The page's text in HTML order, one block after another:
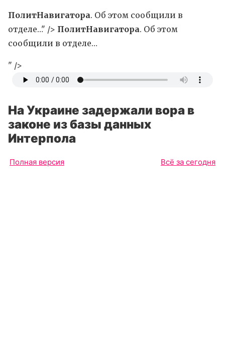
ПолитНавигатора. Об этом сообщили в
отделе…" /> ПолитНавигатора. Об этом
сообщили в отделе…
" />
На Украине задержали вора в
законе из базы данных
Интерпола
Полная версия Всё за сегодня